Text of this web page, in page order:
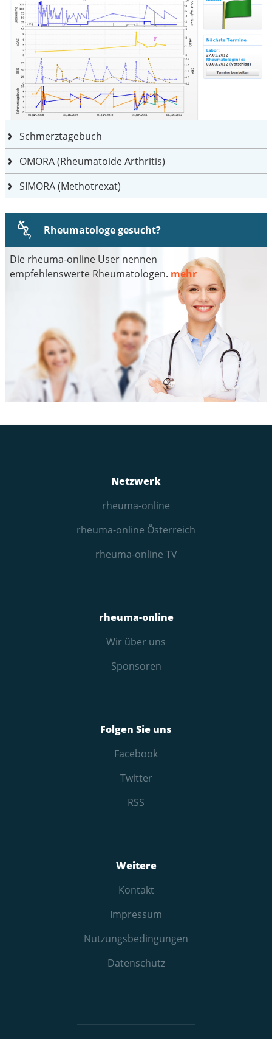
Schmerztagebuch
OMORA (Rheumatoide Arthritis)
SIMORA (Methotrexat)
Rheumatologe gesucht?
Die rheuma-online User nennen
empfehlenswerte Rheumatologen. mehr
Netzwerk
rheuma-online
rheuma-online Österreich
rheuma-online TV
rheuma-online
Wir über uns
Sponsoren
Folgen Sie uns
Facebook
Twitter
RSS
Weitere
Kontakt
Impressum
Nutzungs­bedingungen
Datenschutz